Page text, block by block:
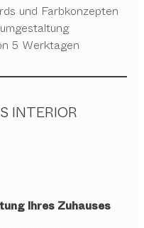
und Farbkonzepten
5 Werktagen
INTERIOR
Ihres Zuhauses